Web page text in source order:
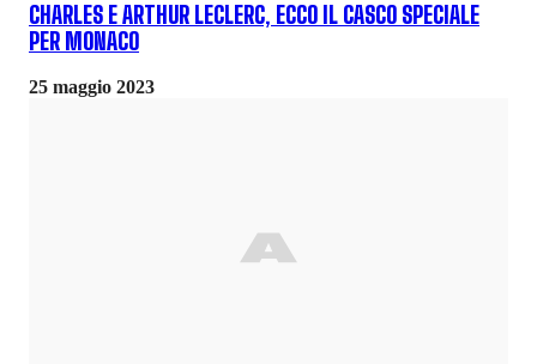
CHARLES E ARTHUR LECLERC, ECCO IL CASCO SPECIALE
PER MONACO
25 maggio 2023